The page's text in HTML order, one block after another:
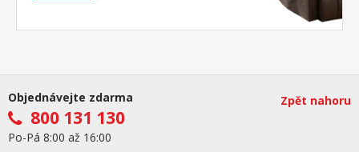
Objednávejte zdarma
800 131 130
Po-Pá 8:00 až 16:00
Zpět nahoru